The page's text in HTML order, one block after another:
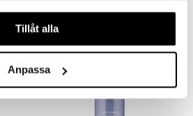
användande av vår webbplats.
Tillåt alla
Anpassa